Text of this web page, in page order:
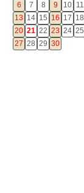
6
7 8 9 10 11
13 14 15 16 17 18
20 21 22 23 24 25
27 28 29 30